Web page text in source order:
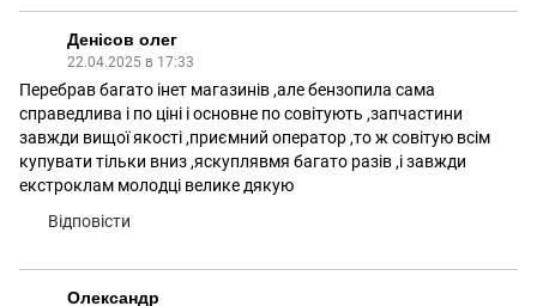
Денісов олег
22.04.2025 в 17:33
Перебрав багато інет магазинів ,але бензопила сама
справедлива і по ціні і основне по совітують ,запчастини
завжди вищої якості ,приємний оператор ,то ж совітую всім
купувати тільки вниз ,яскуплявмя багато разів ,і завжди
екстроклам молодці велике дякую
Відповісти
Олександр